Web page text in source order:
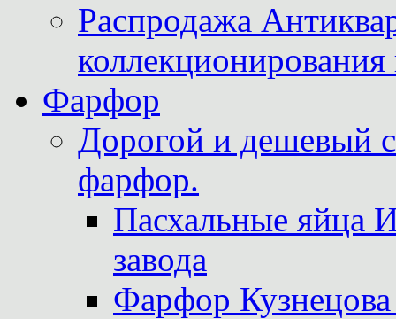
Распродажа
Фарфор
Дорогой и дешевый
фарфор.
Пасхальные яйца
завода
Фарфор